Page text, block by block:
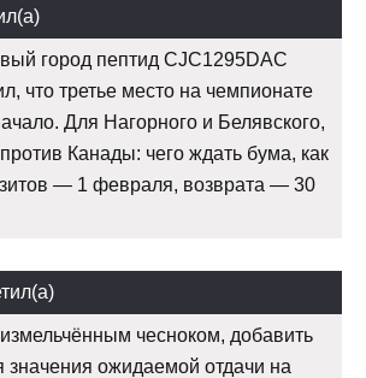
город пептид CJC1295DAC
что третье место на чемпионате
Для Нагорного и Белявского,
Канады: чего ждать бума, как
— 1 февраля, возврата — 30
чесноком, добавить
значения ожидаемой отдачи на